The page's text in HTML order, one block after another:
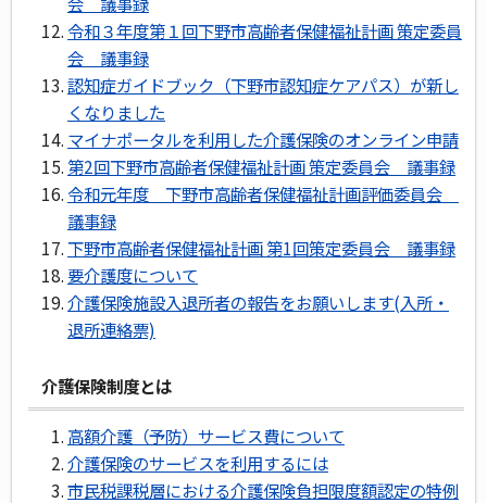
令和３年度第１回下野市高齢者保健福祉計画 策定委員
会 議事録
認知症ガイドブック（下野市認知症ケアパス）が新し
くなりました
マイナポータルを利用した介護保険のオンライン申請
第2回下野市高齢者保健福祉計画 策定委員会 議事録
令和元年度 下野市高齢者保健福祉計画評価委員会
議事録
下野市高齢者保健福祉計画 第1回策定委員会 議事録
要介護度について
介護保険施設入退所者の報告をお願いします(入所・
退所連絡票)
介護保険制度とは
高額介護（予防）サービス費について
介護保険のサービスを利用するには
市民税課税層における介護保険負担限度額認定の特例